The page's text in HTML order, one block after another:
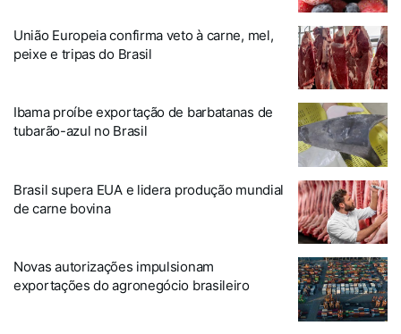
União Europeia confirma veto à carne, mel,
peixe e tripas do Brasil
Ibama proíbe exportação de barbatanas de
tubarão-azul no Brasil
Brasil supera EUA e lidera produção mundial
de carne bovina
Novas autorizações impulsionam
exportações do agronegócio brasileiro